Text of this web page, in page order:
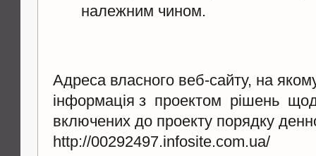
належним чином.
Адреса власного веб-сайту, на
інформація з проектом рішень
включених до проекту порядку
http://00292497.infosite.com.ua/